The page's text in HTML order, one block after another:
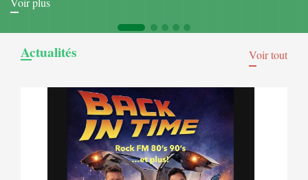
Actualités Voir tout